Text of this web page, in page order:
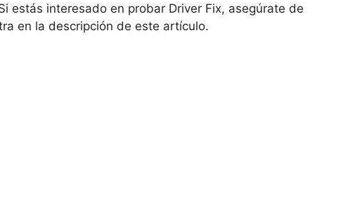
estás interesado en probar Driver Fix, asegúrate de
en la descripción de este artículo.